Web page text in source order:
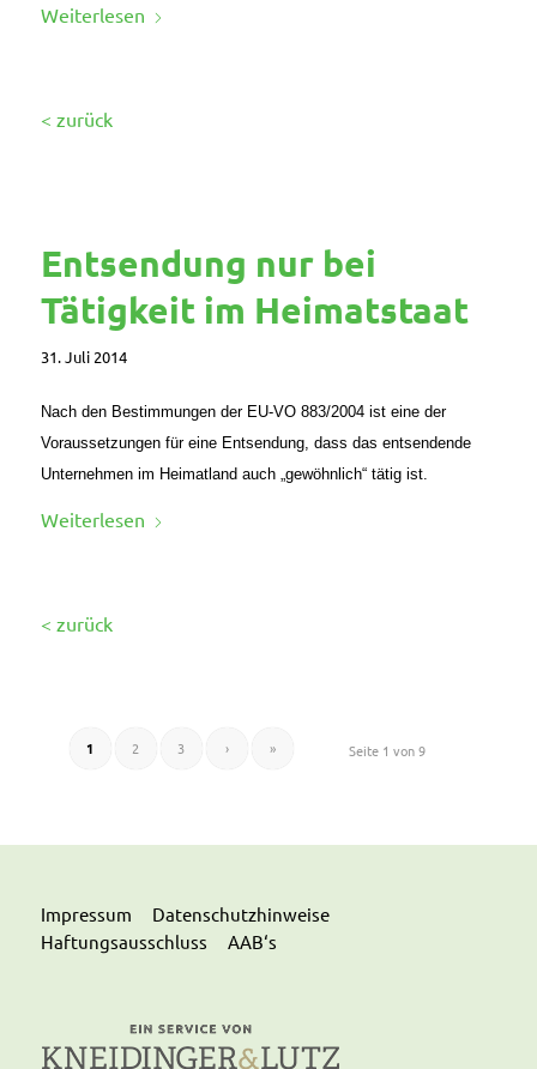
Weiterlesen
< zurück
Entsendung nur bei
Tätigkeit im Heimatstaat
31. Juli 2014
Nach den Bestimmungen der EU-VO 883/2004 ist eine der
Voraussetzungen für eine Entsendung, dass das entsendende
Unternehmen im Heimatland auch „gewöhnlich“ tätig ist.
Weiterlesen
< zurück
Seite 1 von 9
1 2 3 › »
Impressum
Datenschutzhinweise
Haftungsausschluss
AAB‘s